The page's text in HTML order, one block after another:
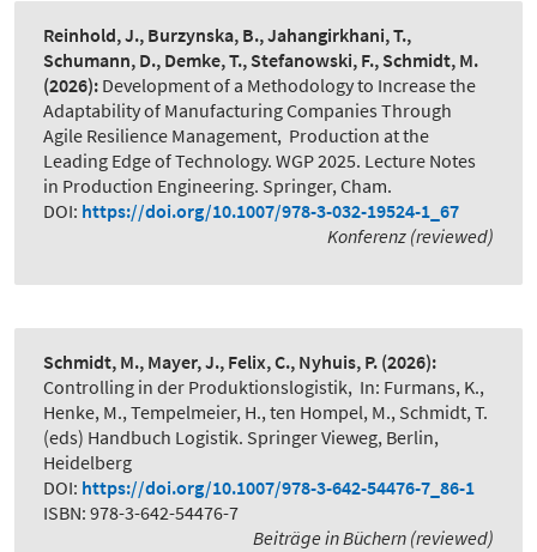
Reinhold, J., Burzynska, B., Jahangirkhani, T.,
Schumann, D., Demke, T., Stefanowski, F., Schmidt, M.
(2026): Development of a Methodology to Increase the
Adaptability of Manufacturing Companies Through
Agile Resilience Management, Production at the
Leading Edge of Technology. WGP 2025. Lecture Notes
in Production Engineering. Springer, Cham.
DOI: https://doi.org/10.1007/978-3-032-19524-1_67
Konferenz (reviewed)
Schmidt, M., Mayer, J., Felix, C., Nyhuis, P. (2026):
Controlling in der Produktionslogistik, In: Furmans, K.,
Henke, M., Tempelmeier, H., ten Hompel, M., Schmidt, T.
(eds) Handbuch Logistik. Springer Vieweg, Berlin,
Heidelberg
DOI: https://doi.org/10.1007/978-3-642-54476-7_86-1
ISBN: 978-3-642-54476-7
Beiträge in Büchern (reviewed)